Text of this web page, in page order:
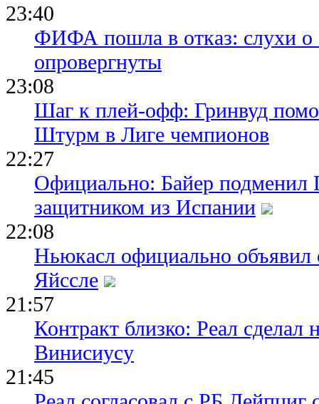
23:40
ФИФА пошла в отказ: слухи
опровергнуты
23:08
Шаг к плей-офф: Гринвуд
Штурм в Лиге чемпионов
22:27
Официально: Байер подменил
защитником из Испании
22:08
Ньюкасл официально объявил
Яйссле
21:57
Контракт близко: Реал сделал
Винисиусу
21:45